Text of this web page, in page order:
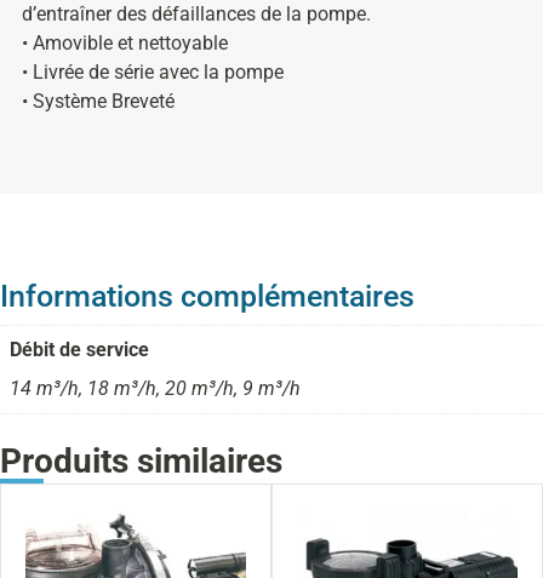
d’entraîner des défaillances de la pompe.
• Amovible et nettoyable
• Livrée de série avec la pompe
• Système Breveté
Informations complémentaires
Débit de service
14 m³/h, 18 m³/h, 20 m³/h, 9 m³/h
Produits similaires